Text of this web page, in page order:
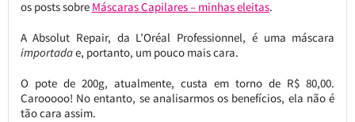
os posts sobre Máscaras Capilares – minhas eleitas.
A Absolut Repair, da L’Oréal Professionnel, é uma máscara
importadae, portanto, um pouco mais cara.
O pote de 200g, atualmente, custa em torno de R$ 80,00.
Carooooo! No entanto, se analisarmos os benefícios, ela não é
tão cara assim.